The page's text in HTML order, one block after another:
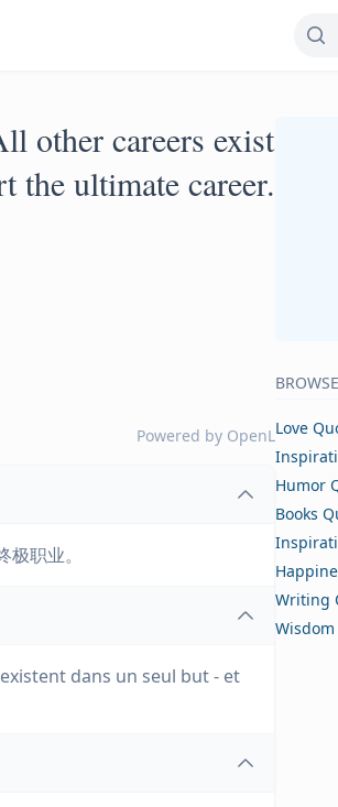
other careers exist
the ultimate career.
Powered by OpenL
职业。
dans un seul but - et
Love
Humor
Books
Writing